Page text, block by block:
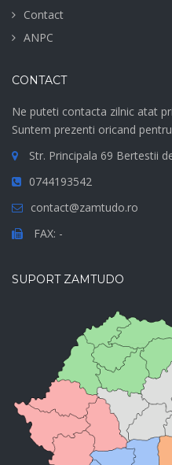
Contact
ANPC
CONTACT
Ne puteti contacta zilnic atat
Suntem prezenti oricand
Str. Principala 69 Bertestii
0744193542
contact@zamtudo.ro
FAX: -
SUPORT ZAMTUDO